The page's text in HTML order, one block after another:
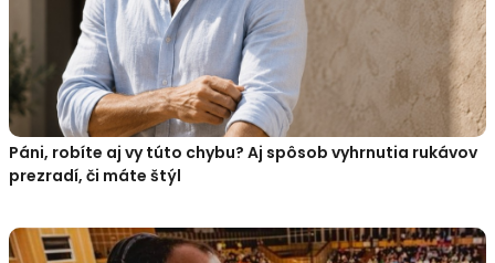
Páni, robíte aj vy túto chybu? Aj spôsob vyhrnutia rukávov
prezradí, či máte štýl